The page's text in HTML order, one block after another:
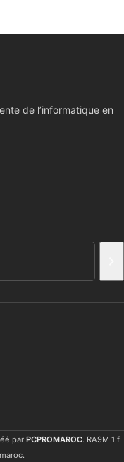
de l’informatique en
par PCPROMAROC. RA9M 1 f